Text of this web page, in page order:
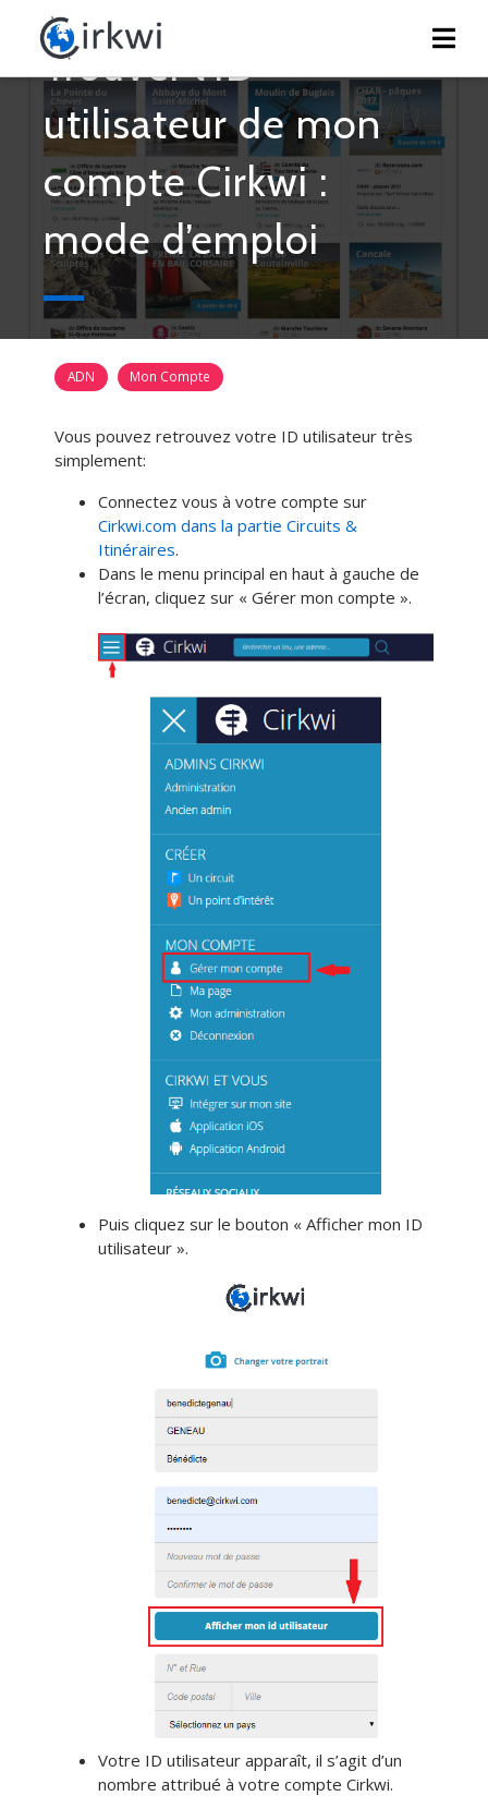
Trouver l’ID
utilisateur de mon
compte Cirkwi :
mode d’emploi
ADN Mon Compte
Vous pouvez retrouvez votre ID utilisateur très
simplement:
Connectez vous à votre compte sur
Cirkwi.com dans la partie Circuits &
Itinéraires.
Dans le menu principal en haut à gauche de
l’écran, cliquez sur « Gérer mon compte ».
Puis cliquez sur le bouton « Afficher mon ID
utilisateur ».
Votre ID utilisateur apparaît, il s’agit d’un
nombre attribué à votre compte Cirkwi.